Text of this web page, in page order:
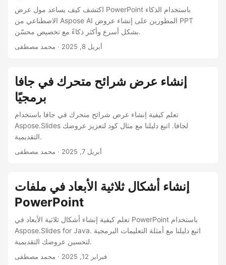
اكتشف كيف يساعد مول عرض PowerPoint باستخدام الذكاء
الاصطناعي من Aspose AI المطورين على إنشاء عروض PPT
بشكل أسرع وأكثر ذكاءً مع تخصيص محسّن.
أبريل 8, 2025 · محمد مصطفى
إنشاء عرض شرائح متحرك في جافا
برمجيًا
تعلم كيفية إنشاء عرض شرائح متحرك في جافا باستخدام
Aspose.Slides لجافا. اتبع دليلنا مع مثال كود لتعزيز عروضك
التقديمية.
أبريل 7, 2025 · محمد مصطفى
إنشاء أشكال ثلاثية الأبعاد في ملفات
PowerPoint
تعلم كيفية إنشاء أشكال ثلاثية الأبعاد في PowerPoint باستخدام
Aspose.Slides for Java. اتبع دليلنا مع أمثلة التعليمات البرمجية
لتحسين عروضك التقديمية.
فبراير 12, 2025 · محمد مصطفى